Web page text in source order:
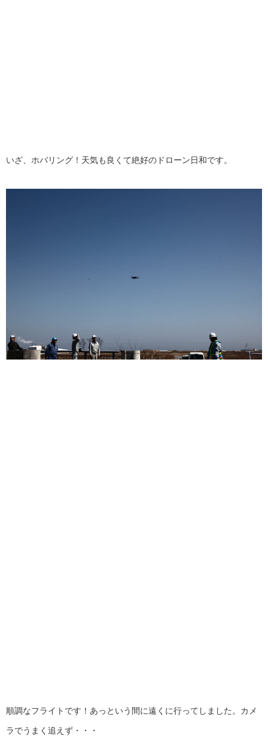
いざ、ホバリング！天気も良くて絶好のドローン日和です。
順調なフライトです！あっという間に遠くに行ってしました。カメ
ラでうまく追えず・・・